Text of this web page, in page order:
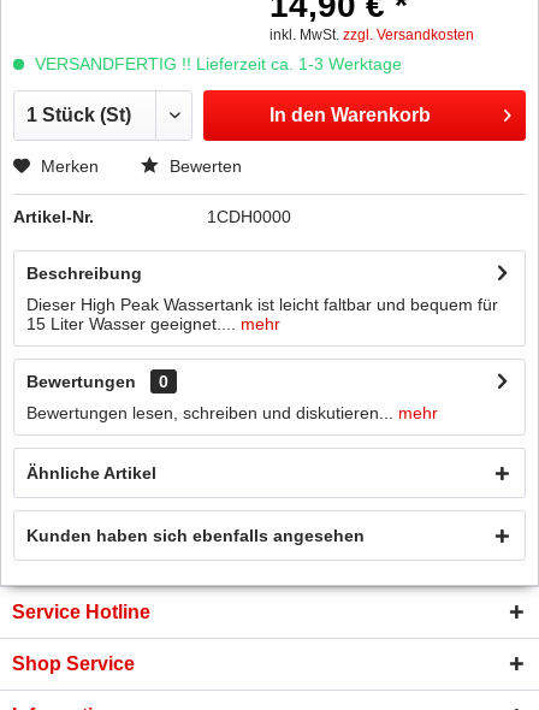
inkl. MwSt. zzgl. Versandkosten
VERSANDFERTIG !! Lieferzeit ca. 1-3 Werktage
In den Warenkorb
Merken Bewerten
Artikel-Nr. 1CDH0000
Beschreibung
Dieser High Peak Wassertank ist leicht faltbar und bequem für
15 Liter Wasser geeignet....
mehr
Bewertungen
0
Bewertungen lesen, schreiben und diskutieren...
mehr
Ähnliche Artikel
Kunden haben sich ebenfalls angesehen
Service Hotline
Shop Service